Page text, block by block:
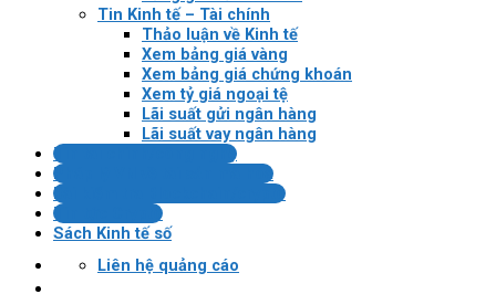
Tin Kinh tế – Tài chính
Thảo luận về Kinh tế
Xem bảng giá vàng
Xem bảng giá chứng khoán
Xem tỷ giá ngoại tệ
Lãi suất gửi ngân hàng
Lãi suất vay ngân hàng
Tin tài chính/công nghệ
Pháp lý VN về tài sản mã hóa
Bài kiểm tra Blockchain/crypto
Tin tức Crypto
Sách Kinh tế số
Liên hệ quảng cáo